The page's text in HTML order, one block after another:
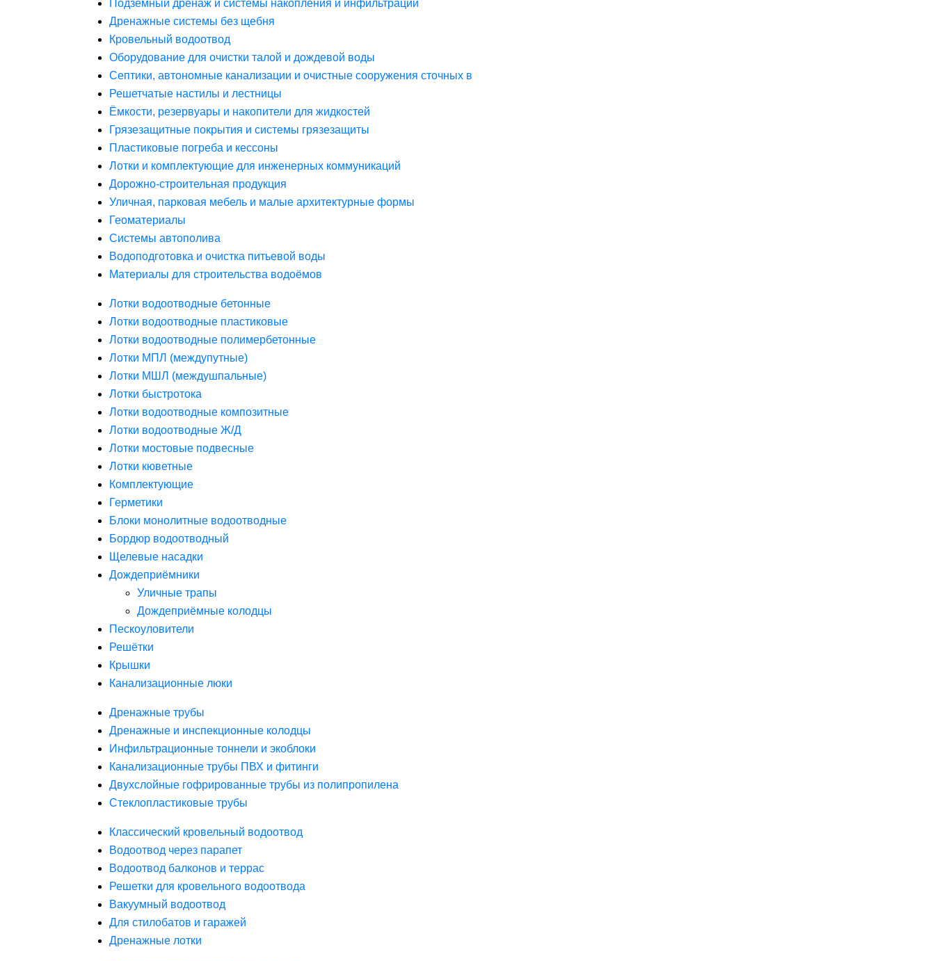
Подземный дренаж и системы накопления и инфильтрации
Дренажные системы без щебня
Кровельный водоотвод
Оборудование для очистки талой и дождевой воды
Септики, автономные канализации и очистные сооружения сточных в
Решетчатые настилы и лестницы
Ёмкости, резервуары и накопители для жидкостей
Грязезащитные покрытия и системы грязезащиты
Пластиковые погреба и кессоны
Лотки и комплектующие для инженерных коммуникаций
Дорожно-строительная продукция
Уличная, парковая мебель и малые архитектурные формы
Геоматериалы
Системы автополива
Водоподготовка и очистка питьевой воды
Материалы для строительства водоёмов
Лотки водоотводные бетонные
Лотки водоотводные пластиковые
Лотки водоотводные полимербетонные
Лотки МПЛ (междупутные)
Лотки МШЛ (междушпальные)
Лотки быстротока
Лотки водоотводные композитные
Лотки водоотводные Ж/Д
Лотки мостовые подвесные
Лотки кюветные
Комплектующие
Герметики
Блоки монолитные водоотводные
Бордюр водоотводный
Щелевые насадки
Дождеприёмники
Уличные трапы
Дождеприёмные колодцы
Пескоуловители
Решётки
Крышки
Канализационные люки
Дренажные трубы
Дренажные и инспекционные колодцы
Инфильтрационные тоннели и экоблоки
Канализационные трубы ПВХ и фитинги
Двухслойные гофрированные трубы из полипропилена
Стеклопластиковые трубы
Классический кровельный водоотвод
Водоотвод через парапет
Водоотвод балконов и террас
Решетки для кровельного водоотвода
Вакуумный водоотвод
Для стилобатов и гаражей
Дренажные лотки